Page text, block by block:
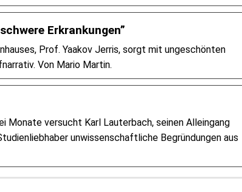
Erkrankungen”
Prof. Yaakov Jerris, sorgt mit ungeschönten
Von Mario Martin.
Monate versucht Karl Lauterbach, seinen Alleingang
unwissenschaftliche Begründungen aus